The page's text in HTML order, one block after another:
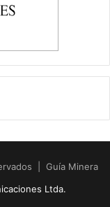
| Guía Minera
Ltda.